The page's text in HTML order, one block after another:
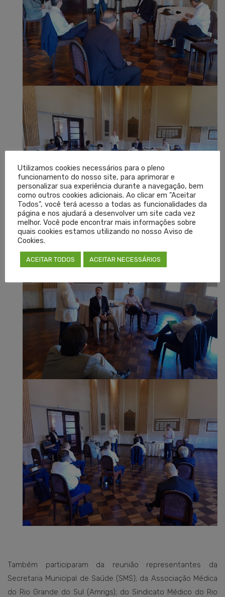
Também participaram da reunião representantes da
Secretaria Municipal de Saúde (SMS); da Associação Médica
do Rio Grande do Sul (Amrigs); do Sindicato Médico do Rio
Utilizamos cookies necessários para o pleno
funcionamento do nosso site, para aprimorar e
personalizar sua experiência durante a navegação, bem
como outros cookies adicionais. Ao clicar em "Aceitar
Todos", você terá acesso a todas as funcionalidades da
página e nos ajudará a desenvolver um site cada vez
melhor. Você pode encontrar mais informações sobre
quais cookies estamos utilizando no nosso Aviso de
Cookies.
ACEITAR TODOS ACEITAR NECESSÁRIOS